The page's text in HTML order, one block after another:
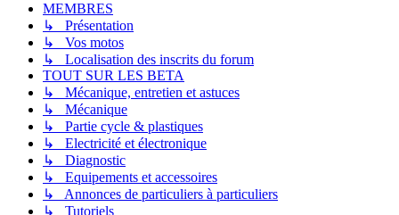
MEMBRES
↳ Présentation
↳ Vos motos
↳ Localisation des inscrits du forum
TOUT SUR LES BETA
↳ Mécanique, entretien et astuces
↳ Mécanique
↳ Partie cycle & plastiques
↳ Electricité et électronique
↳ Diagnostic
↳ Equipements et accessoires
↳ Annonces de particuliers à particuliers
↳ Tutoriels